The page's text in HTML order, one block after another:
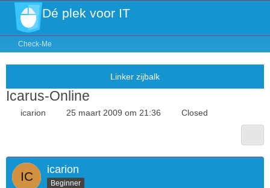
Dé plek voor IT
Check-Me
Icarus-Online
icarion 25 maart 2009 om 21:36 Closed
icarion
Beginner